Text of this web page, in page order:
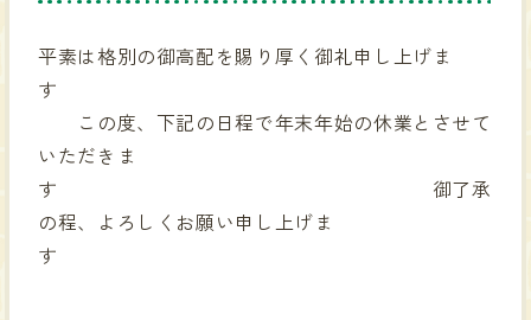
平素は格別の御高配を賜り厚く御礼申し上げま
す
この度、下記の日程で年末年始の休業とさせて
いただきま
す 御了承
の程、よろしくお願い申し上げま
す